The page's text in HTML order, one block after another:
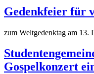
Gedenkfeier für
zum Weltgedenktag am 13.
Gospelkonzert